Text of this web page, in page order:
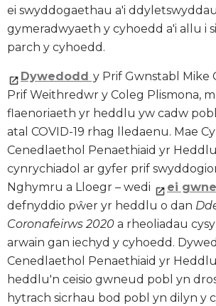
ei swyddogaethau a'i
gymeradwyaeth y cyhoedd a'i allu i
parch y cyhoedd.
Dywedodd y Prif Gwnstabl Mike
Prif Weithredwr y Coleg Plismona,
flaenoriaeth yr heddlu yw cadw
atal COVID-19 rhag lledaenu. Mae
Cenedlaethol Penaethiaid yr
cynrychiadol ar gyfer prif
Nghymru a Lloegr – wedi
ei
defnyddio pŵer yr heddlu o dan
Coronafeirws 2020 a rheoliadau
arwain gan iechyd y cyhoedd.
Cenedlaethol Penaethiaid yr
heddlu'n ceisio gwneud pobl yn
hytrach sicrhau bod pobl yn dilyn y